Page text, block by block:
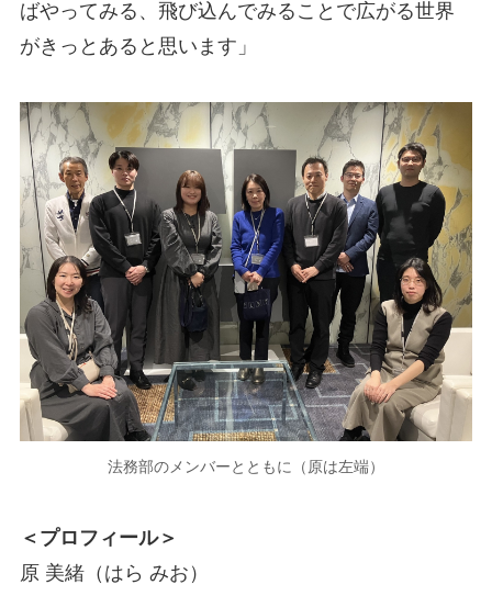
ばやってみる、飛び込んでみることで広がる世界
がきっとあると思います」
法務部のメンバーとともに（原は左端）
＜プロフィール＞
原 美緒（はら みお）